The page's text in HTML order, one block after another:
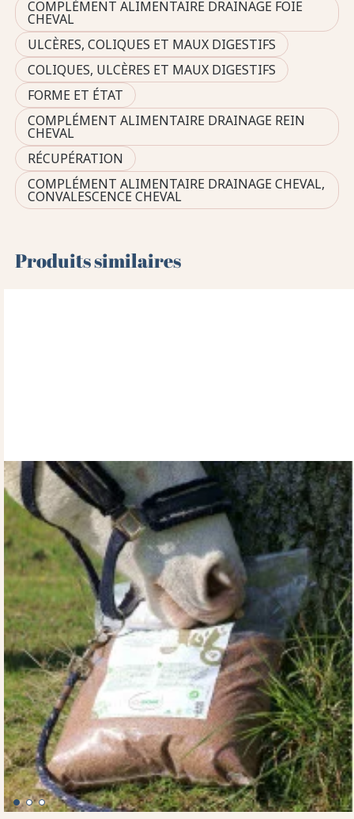
COMPLÉMENT ALIMENTAIRE DRAINAGE FOIE
CHEVAL
ULCÈRES, COLIQUES ET MAUX DIGESTIFS
COLIQUES, ULCÈRES ET MAUX DIGESTIFS
FORME ET ÉTAT
COMPLÉMENT ALIMENTAIRE DRAINAGE REIN
CHEVAL
RÉCUPÉRATION
COMPLÉMENT ALIMENTAIRE DRAINAGE CHEVAL,
CONVALESCENCE CHEVAL
Produits similaires